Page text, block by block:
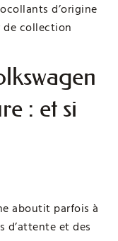
d’origine
de collection
: et si
aboutit parfois à
d’attente et des